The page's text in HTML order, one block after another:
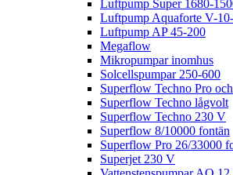
Luftpump Super 1680-
Luftpump Aquaforte V-
Luftpump AP 45-200
Megaflow
Mikropumpar inomhus
Solcellspumpar 250-600
Superflow Techno Pro
Superflow Techno lågvolt
Superflow Techno 230 V
Superflow 8/10000 fontän
Superflow Pro 26/33000
Superjet 230 V